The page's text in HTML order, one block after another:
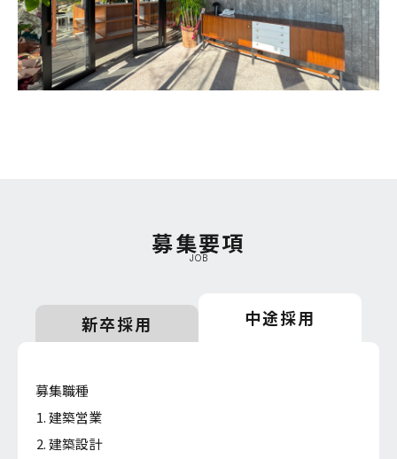
募集要項
JOB
新卒採用 中途採用
募集職種
営業職：建築営業、住宅営業
技術職：建築設計、建築施工管理（新築・リフォー
募集職種
建築営業
建築設計